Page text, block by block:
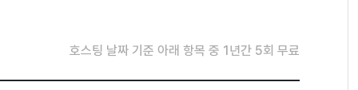
호스팅 날짜 기준 아래 항목 중 1년간 5회 무료